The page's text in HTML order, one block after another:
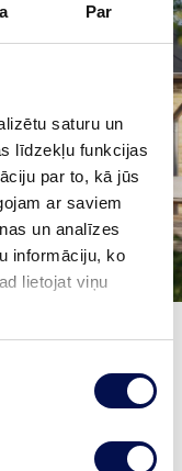
Par
saturu un
līdzekļu funkcijas
par to, kā jūs
ar saviem
un analīzes
informāciju, ko
lietojat viņu